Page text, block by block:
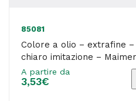
85081
Colore a olio – extrafine
chiaro imitazione –
A partire da
3,53€